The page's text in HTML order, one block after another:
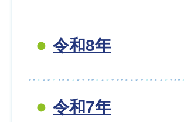
令和8年
令和7年